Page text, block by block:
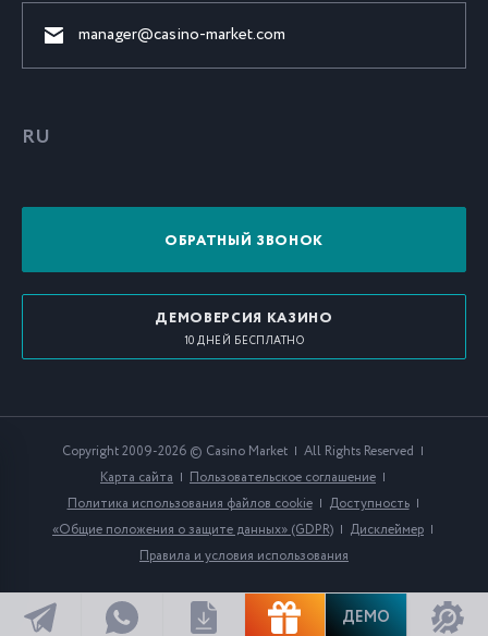
manager@casino-market.com
RU
ОБРАТНЫЙ ЗВОНОК
ДЕМОВЕРСИЯ КАЗИНО
10 ДНЕЙ БЕСПЛАТНО
Copyright 2009-2026 © Casino Market
All Rights Reserved
Карта сайта
Пользовательское соглашение
Политика использования файлов cookie
Доступность
«Общие положения о защите данных» (GDPR)
Дисклеймер
Правила и условия использования
ДЕМО